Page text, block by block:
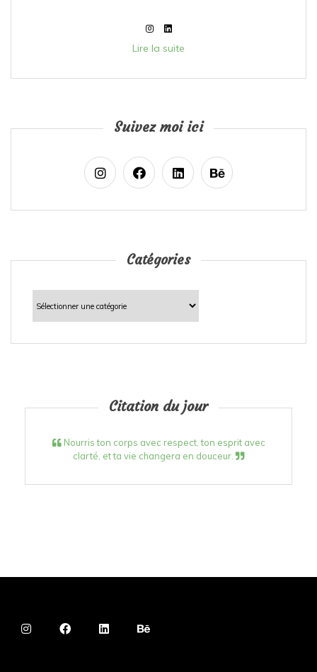
Lire la suite
Suivez moi ici
Catégories
Catégories
Citation du jour
Nourris ton corps avec respect, ton esprit avec
clarté, et ta vie changera en douceur.